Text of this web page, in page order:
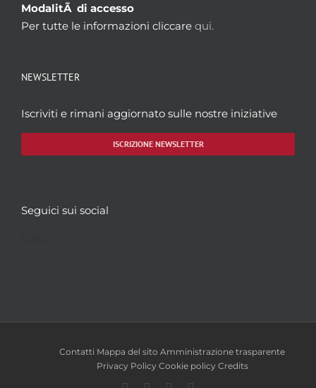
ModalitÃ di accesso
Per tutte le informazioni cliccare qui.
NEWSLETTER
Iscriviti e rimani aggiornato sulle nostre iniziative
ISCRIZIONE NEWSLETTER
Seguici sui social
Contatti Mappa del sito Amministrazione trasparente
Privacy Policy Cookie policy Credits